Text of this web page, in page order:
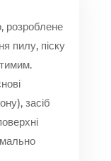
розроблене
пилу, піску
засіб